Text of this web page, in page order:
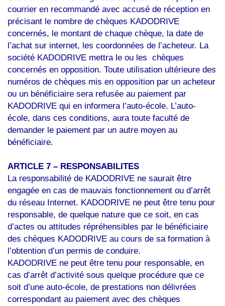
courrier en recommandé avec accusé de réception en
précisant le nombre de chèques KADODRIVE
concernés, le montant de chaque chèque, la date de
l’achat sur internet, les coordonnées de l’acheteur. La
société KADODRIVE mettra le ou les chèques
concernés en opposition. Toute utilisation ultérieure des
numéros de chèques mis en opposition par un acheteur
ou un bénéficiaire sera refusée au paiement par
KADODRIVE qui en informera l’auto-école. L’auto-
école, dans ces conditions, aura toute faculté de
demander le paiement par un autre moyen au
bénéficiaire.
ARTICLE 7 – RESPONSABILITES
La responsabilité de KADODRIVE ne saurait être
engagée en cas de mauvais fonctionnement ou d’arrêt
du réseau Internet. KADODRIVE ne peut être tenu pour
responsable, de quelque nature que ce soit, en cas
d’actes ou attitudes répréhensibles par le bénéficiaire
des chèques KADODRIVE au cours de sa formation à
l’obtention d’un permis de conduire.
KADODRIVE ne peut être tenu pour responsable, en
cas d’arrêt d’activité sous quelque procédure que ce
soit d’une auto-école, de prestations non délivrées
correspondant au paiement avec des chèques